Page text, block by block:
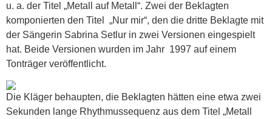
u. a. der Titel „Metall auf Metall“. Zwei der Beklagten
komponierten den Titel „Nur mir“, den die dritte Beklagte mit
der Sängerin Sabrina Setlur in zwei Versionen eingespielt
hat. Beide Versionen wurden im Jahr 1997 auf einem
Tonträger veröffentlicht.
Die Kläger behaupten, die Beklagten hätten eine etwa zwei
Sekunden lange Rhythmussequenz aus dem Titel „Metall